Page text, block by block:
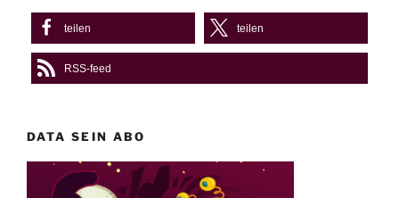
teilen teilen
RSS-feed
DATA SEIN ABO